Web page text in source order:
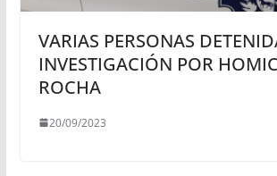
VARIAS PERSONAS
INVESTIGACIÓN POR
ROCHA
20/09/2023